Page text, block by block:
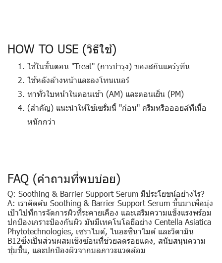
HOW TO USE (วิธีใช้)
ใช้ในขั้นตอน "Treat" (การบำรุง) ของสกินแคร์รูทีน
ใช้หลังล้างหน้าและลงโทนเนอร์
ทาทั่วใบหน้าในตอนเช้า (AM) และตอนเย็น (PM)
(สำคัญ) แนะนำให้ใช้เซรั่มนี้ "ก่อน" ครีมหรือออยล์ที่เนื้อ
หนักกว่า
FAQ (คำถามที่พบบ่อย)
Q: Soothing & Barrier Support Serum มีประโยชน์อย่างไร?
A: เราคิดค้น Soothing & Barrier Support Serum ขึ้นมาเพื่อมุ่ง
เป้าไปที่การจัดการผิวที่ระคายเคือง และเสริมความแข็งแรงพร้อม
ปกป้องเกราะป้องกันผิว มันมีเทคโนโลยีอย่าง Centella Asiatica
Phytotechnologies, เซราไมด์, ไนอะซินาไมด์ และวิตามิน
B12ซึ่งเป็นส่วนผสมเชิงซ้อนที่ช่วยลดรอยแดง, สนับสนุนความ
ชุ่มชื้น, และปกป้องผิวจากมลภาวะแวดล้อม